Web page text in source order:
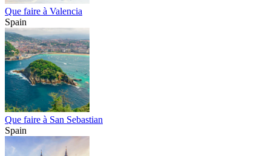
Que faire à Valencia
Spain
Que faire à San Sebastian
Spain